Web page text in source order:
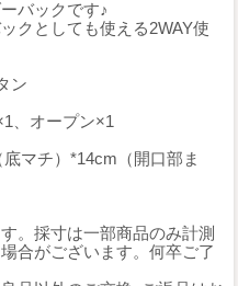
バックです♪
クとしても使える2WAY使
ン
、オープン×1
マチ）*14cm（開口部ま
。採寸は一部商品のみ計測
合がございます。何卒ご了